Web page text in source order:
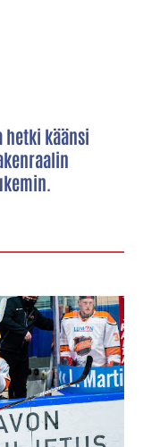
hetki käänsi